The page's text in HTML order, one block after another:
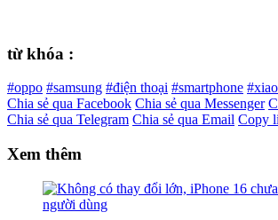
từ khóa :
#oppo #samsung #điện thoại #smartphone
Chia sẻ qua Facebook Chia sẻ qua Messenger
Chia sẻ qua Telegram Chia sẻ qua Email Copy
Xem thêm